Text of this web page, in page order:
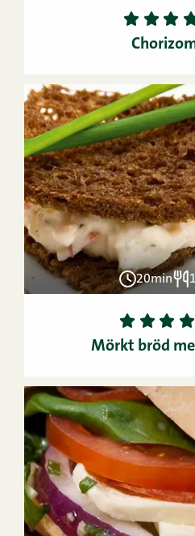
1 2 3 4
20min
1 2 3 4
Mörkt bröd